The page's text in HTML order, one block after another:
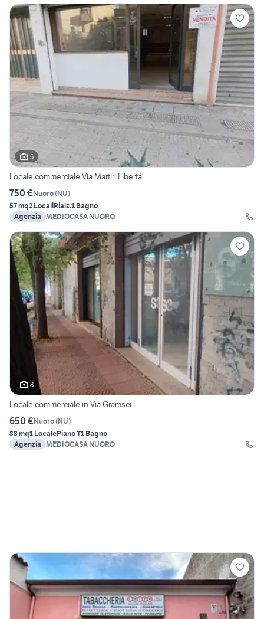
5
Locale commerciale Via Martiri Libertà
750 €Nuoro(NU)
57 mq2 LocaliRialz.1 Bagno
Agenzia MEDIOCASA NUORO
8
Locale commerciale in Via Gramsci
650 €Nuoro(NU)
88 mq1 LocalePiano T1 Bagno
Agenzia MEDIOCASA NUORO